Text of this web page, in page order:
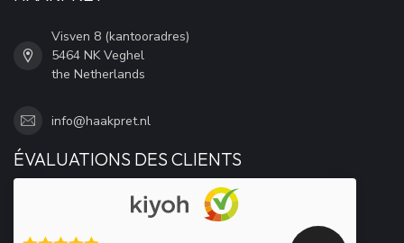
Visven 8 (kantooradres)
5464 NK Veghel
the Netherlands
info@haakpret.nl
ÉVALUATIONS DES CLIENTS